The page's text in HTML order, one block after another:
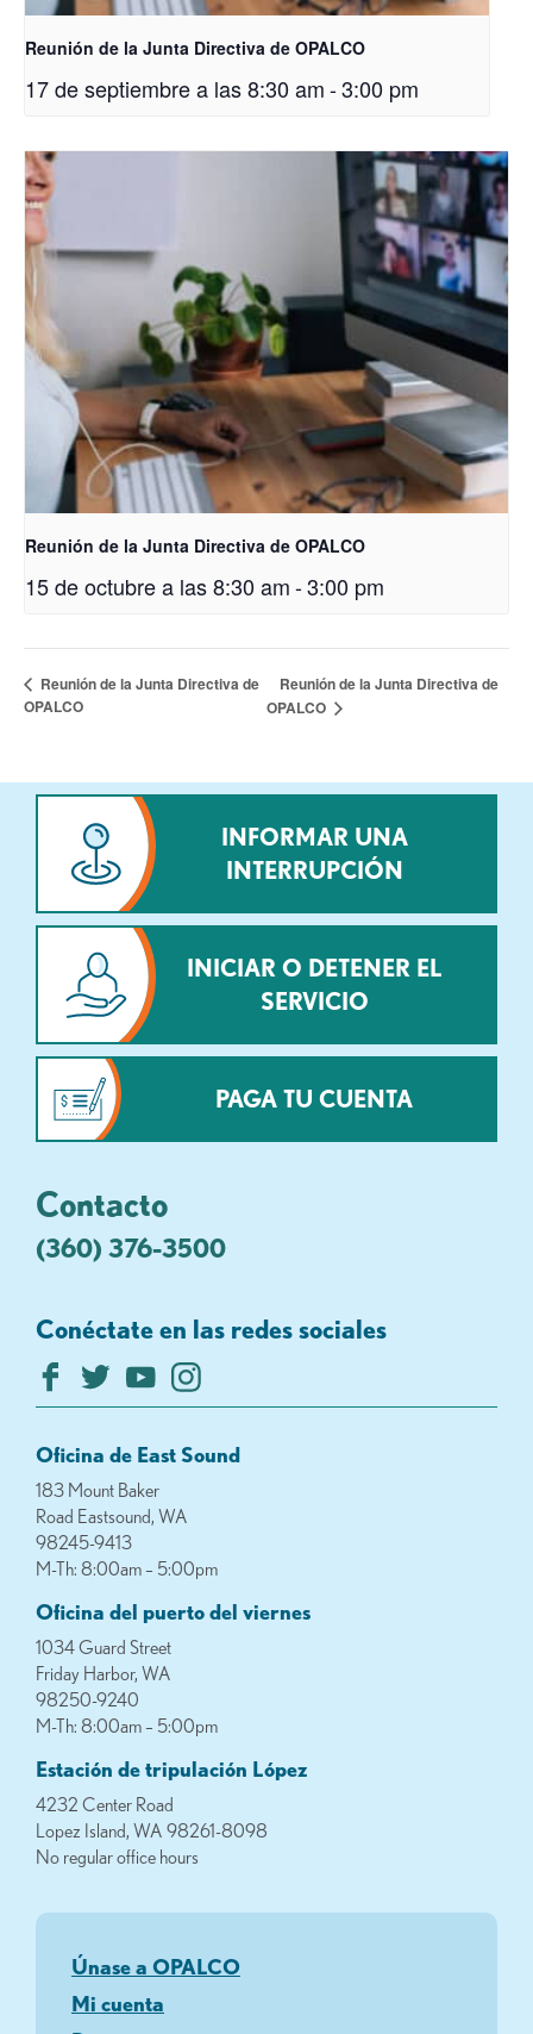
Reunión de la Junta Directiva de OPALCO
17 de septiembre a las 8:30 am-3:00 pm
Reunión de la Junta Directiva de OPALCO
15 de octubre a las 8:30 am-3:00 pm
Reunión de la Junta Directiva de
OPALCO
Reunión de la Junta Directiva de
OPALCO
INFORMAR UNA
INTERRUPCIÓN
INICIAR O DETENER EL
SERVICIO
PAGA TU CUENTA
Contacto
(360) 376-3500
Conéctate en las redes sociales
Oficina de East Sound
183 Mount Baker
Road Eastsound, WA
98245-9413
M-Th: 8:00am – 5:00pm
Oficina del puerto del viernes
1034 Guard Street
Friday Harbor, WA
98250-9240
M-Th: 8:00am – 5:00pm
Estación de tripulación López
4232 Center Road
Lopez Island, WA 98261-8098
No regular office hours
Únase a OPALCO
Mi cuenta